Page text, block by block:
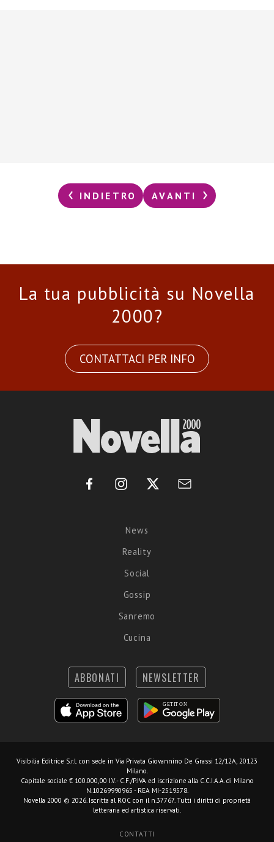
INDIETRO AVANTI
La tua pubblicità su Novella
2000?
CONTATTACI PER INFO
News
Reality
Social
Gossip
Sanremo
Cucina
ABBONATI NEWSLETTER
Visibilia Editrice S.r.l. con sede in Via Privata Giovannino De Grassi 12/12A, 20123
Milano.
Capitale sociale € 100.000,00 I.V. - C.F./P.IVA ed iscrizione alla C.C.I.A.A. di Milano
N.10269990965 - REA MI-2519578.
Novella 2000 © 2026. Iscritta al ROC con il n.37767. Tutti i diritti di proprietà
letteraria ed artistica riservati.
CONTATTI